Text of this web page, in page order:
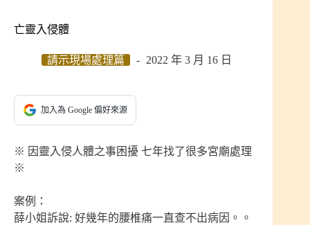
亡靈入侵體
請示現場處理篇 2022 年 3 月 16 日
加入為 Google 偏好來源
※ 因靈入侵人體之事困擾 七年找了很多宮廟處理
※
案例：
薛小姐訴說: 好幾年的腰椎痛一直查不出病因。。